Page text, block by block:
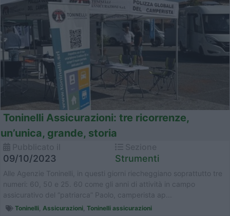
Toninelli Assicurazioni: tre ricorrenze,
un’unica, grande, storia
09/10/2023 Strumenti
Alle Agenzie Toninelli, in questi giorni riecheggiano soprattutto tre
numeri: 60, 50 e 25. 60 come gli anni di attività in campo
assicurativo del “patriarca” Paolo, camperista ap...
Toninelli Assicurazioni Toninelli assicurazioni